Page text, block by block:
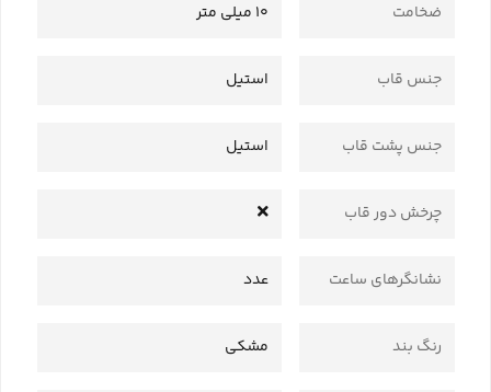
ضخامت 10 میلی متر
جنس قاب استیل
جنس پشت قاب استیل
چرخش دور قاب
نشانگرهای ساعت عدد
رنگ بند مشکی